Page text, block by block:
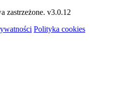
zastrzeżone. v3.0.12
Polityka cookies